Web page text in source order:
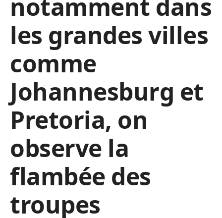
notamment dans
les grandes villes
comme
Johannesburg et
Pretoria, on
observe la
flambée des
troupes